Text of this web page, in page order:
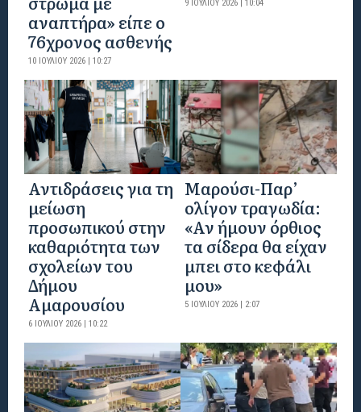
αναπτήρα» είπε ο
76χρονος ασθενής
10 ΙΟΥΛΊΟΥ 2026 | 10:27
9 ΙΟΥΛΊΟΥ 2026 | 10:04
Αντιδράσεις για τη
μείωση
προσωπικού στην
καθαριότητα των
σχολείων του
Δήμου
Αμαρουσίου
6 ΙΟΥΛΊΟΥ 2026 | 10:22
Μαρούσι-Παρ’
ολίγον τραγωδία:
«Αν ήμουν όρθιος
τα σίδερα θα είχαν
μπει στο κεφάλι
μου»
5 ΙΟΥΛΊΟΥ 2026 | 2:07